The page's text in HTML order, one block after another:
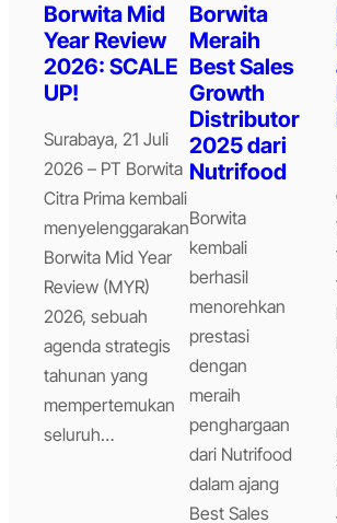
Borwita Mid
Year Review
2026: SCALE
UP!
Surabaya, 21 Juli
2026 – PT Borwita
Citra Prima kembali
menyelenggarakan
Borwita Mid Year
Review (MYR)
2026, sebuah
agenda strategis
tahunan yang
mempertemukan
seluruh…
Borwita
Meraih
Best Sales
Growth
Distributor
2025 dari
Nutrifood
Borwita
kembali
berhasil
menorehkan
prestasi
dengan
meraih
penghargaan
dari Nutrifood
dalam ajang
Best Sales